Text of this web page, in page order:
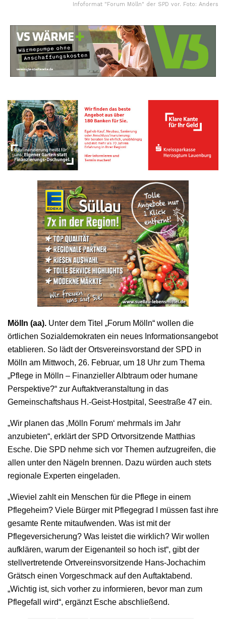
Infoformat "Forum Mölln" der SPD vor. Foto: Anders
Mölln (aa). Unter dem Titel „Forum Mölln“ wollen die
örtlichen Sozialdemokraten ein neues Informationsangebot
etablieren. So lädt der Ortsvereinsvorstand der SPD in
Mölln am Mittwoch, 26. Februar, um 18 Uhr zum Thema
„Pflege in Mölln – Finanzieller Albtraum oder humane
Perspektive?“ zur Auftaktveranstaltung in das
Gemeinschaftshaus H.-Geist-Hostpital, Seestraße 47 ein.
„Wir planen das ‚Mölln Forum‘ mehrmals im Jahr
anzubieten“, erklärt der SPD Ortvorsitzende Matthias
Esche. Die SPD nehme sich vor Themen aufzugreifen, die
allen unter den Nägeln brennen. Dazu würden auch stets
regionale Experten eingeladen.
„Wieviel zahlt ein Menschen für die Pflege in einem
Pflegeheim? Viele Bürger mit Pflegegrad I müssen fast ihre
gesamte Rente mitaufwenden. Was ist mit der
Pflegeversicherung? Was leistet die wirklich? Wir wollen
aufklären, warum der Eigenanteil so hoch ist“, gibt der
stellvertretende Ortvereinsvorsitzende Hans-Jochachim
Grätsch einen Vorgeschmack auf den Auftaktabend.
„Wichtig ist, sich vorher zu informieren, bevor man zum
Pflegefall wird“, ergänzt Esche abschließend.